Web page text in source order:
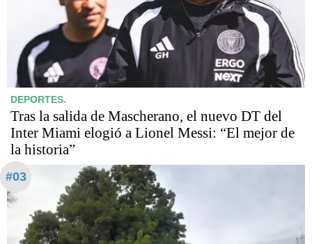
DEPORTES.
Tras la salida de Mascherano, el nuevo DT del
Inter Miami elogió a Lionel Messi: “El mejor de
la historia”
#03